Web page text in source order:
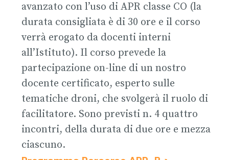
avanzato con l’uso di APR classe CO (la
durata consigliata è di 30 ore e il corso
verrà erogato da docenti interni
all’Istituto). Il corso prevede la
partecipazione on-line di un nostro
docente certificato, esperto sulle
tematiche droni, che svolgerà il ruolo di
facilitatore. Sono previsti n. 4 quattro
incontri, della durata di due ore e mezza
ciascuno.